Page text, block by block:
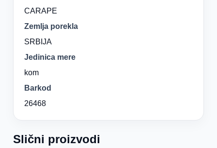
CARAPE
Zemlja porekla
SRBIJA
Jedinica mere
kom
Barkod
26468
Slični proizvodi